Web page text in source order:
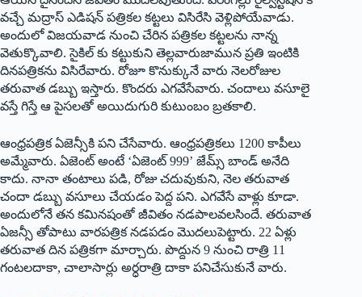
వచ్చే మద్రాస్‌ ఎడిషన్‌ ‌పత్రికల కట్టలు విసిరేసి వెళ్లిపోయేవాడు.
అందులో విజయవాడ నుంచి చేరిన పత్రికల కట్టలను నాన్న
వెతుక్కొవాలి. సైకిల్‌ ‌కు కట్టుకుని తెల్లవారుజామున ప్రతి ఇంటికి
దినపత్రికను విసిరేవారు. రోజూ కొనుక్కునే వారు నెలరోజుల
తరువాత డబ్బు ఇస్తారు. కొందరు ఎగవేసేవారు. చందాలు వసూలై
వస్తే గిస్తే ఆ పైసలతో అయిదుగురి కుటుంబం బ్రతకాలి.
ఆంధ్రపత్రిక ఏజెన్సీకి పని చేసేవారు. ఆంధ్రపత్రికలు 1200 కాపీలు
అమ్మేవారు. ఏజెంట్‌ అం‌టే ‘ఏజెంట్‌ 999’ ‌జేమ్స్ ‌బాండ్‌ అనేది
కాదు. నానా తంటాలు పడి, రోజు చదువుకుని, నెల తరువాత
చందా డబ్బు వసూలు చేయడం పెద్ద పని. ఎగవేసే వాళ్లు కూడా.
అందులోనే తన కమినషంతో జీవితం నడపాలవలసిందే. తరువాత
ఏజన్సీ తోపాటు వారపత్రిక నడపడం మొదలుపెట్టారు. 22 ఏళ్లు
తరువాత దిన పత్రికగా మార్చారు. పొద్దున 9 నుంచి రాత్రి 11
గంటలదాకా, చాలాసార్లు అర్ధరాత్రి దాకా పనిచేసుకునే వారు.